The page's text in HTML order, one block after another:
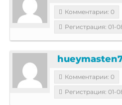
Комментарии: 0
Регистрация: 01-
Комментарии: 0
Регистрация: 01-